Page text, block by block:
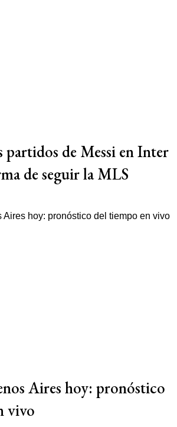
partidos de Messi en Inter
de seguir la MLS
Aires hoy: pronóstico
vivo